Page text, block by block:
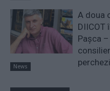
News
A doua
DIICOT
Pașca